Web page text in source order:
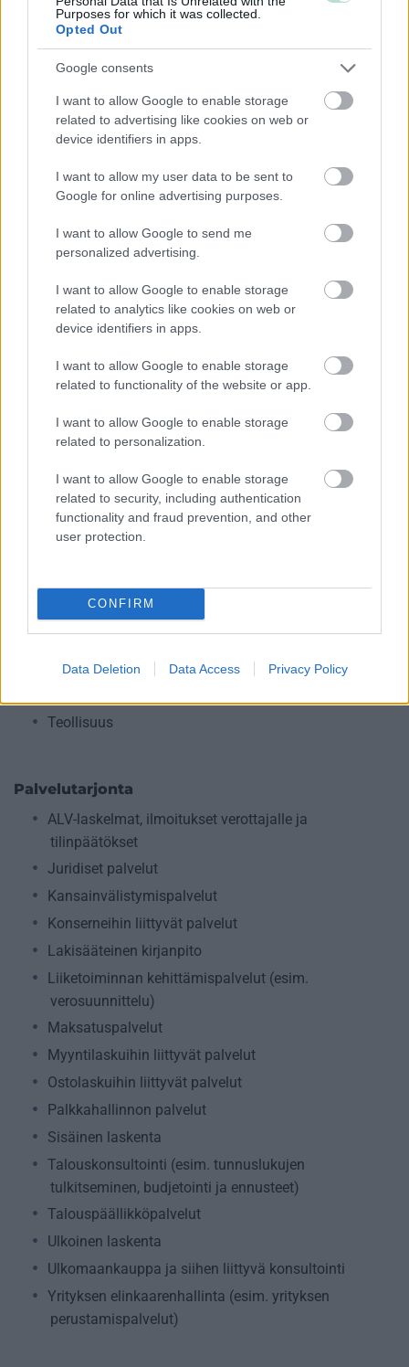
Purposes for which it was collected.
Opted Out
Google consents
I want to allow Google to enable storage
related to advertising like cookies on web or
device identifiers in apps.
I want to allow my user data to be sent to
Google for online advertising purposes.
I want to allow Google to send me
personalized advertising.
I want to allow Google to enable storage
related to analytics like cookies on web or
device identifiers in apps.
I want to allow Google to enable storage
related to functionality of the website or app.
I want to allow Google to enable storage
related to personalization.
I want to allow Google to enable storage
related to security, including authentication
functionality and fraud prevention, and other
user protection.
CONFIRM
Data Deletion Data Access Privacy Policy
Yhtiökoko
Suuret
Keskikokoiset
Yksityinen osakeyhtiö
Kommandiittiyhtiö
Avoin yhtiö
Toiminimi
Järjestöt ja yhdistykset
Toimiala
Informaatio ja viestintä
Kansainvälisten organisaatioiden ja toimielinten
toiminta
Kuljetusliike­toiminta
Majoitus- ja ravitsemistoiminta
Palveluliiketoiminta
Rahoitus- ja vakuutustoiminta
Teollisuus
Palvelutarjonta
ALV-laskelmat, ilmoitukset verottajalle ja
tilinpäätökset
Juridiset palvelut
Kansainvälistymispalvelut
Konserneihin liittyvät palvelut
Lakisääteinen kirjanpito
Liiketoiminnan kehittämispalvelut (esim.
verosuunnittelu)
Maksatuspalvelut
Myyntilaskuihin liittyvät palvelut
Ostolaskuihin liittyvät palvelut
Palkkahallinnon palvelut
Sisäinen laskenta
Talouskonsultointi (esim. tunnuslukujen
tulkitseminen, budjetointi ja ennusteet)
Talouspäällikköpalvelut
Ulkoinen laskenta
Ulkomaankauppa ja siihen liittyvä konsultointi
Yrityksen elinkaarenhallinta (esim. yrityksen
perustamispalvelut)